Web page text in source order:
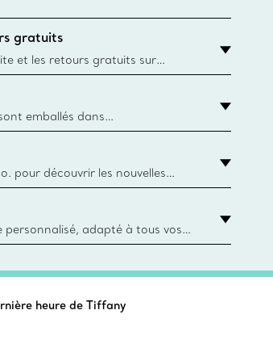
gratuits
et les retours gratuits sur
Co. passées sur le site Web
l’adresse d’un particulier.
emballés dans
de cet emballage célèbre
Box et sacs sont aujourd'hui
de sources durables et de
pour découvrir les nouvelles
et bien plus encore.
personnalisé, adapté à tous vos
Tiffany & Co. Que ce soit
heure de Tiffany